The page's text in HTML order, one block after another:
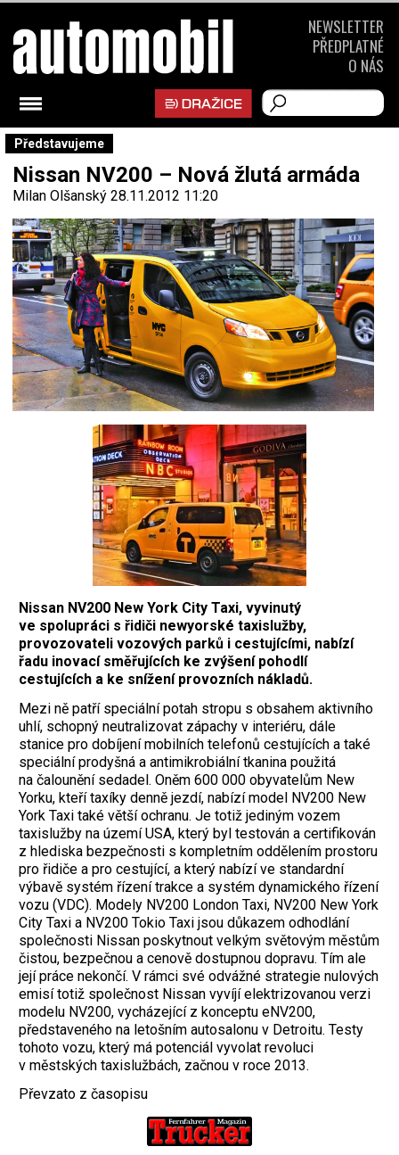
Představujeme
Nissan NV200 – Nová žlutá armáda
Milan Olšanský 28.11.2012 11:20
Nissan NV200 New York City Taxi, vyvinutý
ve spolupráci s řidiči newyorské taxislužby,
provozovateli vozových parků i cestujícími, nabízí
řadu inovací směřujících ke zvýšení pohodlí
cestujících a ke snížení provozních nákladů.
Mezi ně patří speciální potah stropu s obsahem aktivního
uhlí, schopný neutralizovat zápachy v interiéru, dále
stanice pro dobíjení mobilních telefonů cestujících a také
speciální prodyšná a antimikrobiální tkanina použitá
na čalounění sedadel. Oněm 600 000 obyvatelům New
Yorku, kteří taxíky denně jezdí, nabízí model NV200 New
York Taxi také větší ochranu. Je totiž jediným vozem
taxislužby na území USA, který byl testován a certifikován
z hlediska bezpečnosti s kompletním oddělením prostoru
pro řidiče a pro cestující, a který nabízí ve standardní
výbavě systém řízení trakce a systém dynamického řízení
vozu (VDC). Modely NV200 London Taxi, NV200 New York
City Taxi a NV200 Tokio Taxi jsou důkazem odhodlání
společnosti Nissan poskytnout velkým světovým městům
čistou, bezpečnou a cenově dostupnou dopravu. Tím ale
její práce nekončí. V rámci své odvážné strategie nulových
emisí totiž společnost Nissan vyvíjí elektrizovanou verzi
modelu NV200, vycházející z konceptu eNV200,
představeného na letošním autosalonu v Detroitu. Testy
tohoto vozu, který má potenciál vyvolat revoluci
v městských taxislužbách, začnou v roce 2013.
Převzato z časopisu
NEWSLETTER
PŘEDPLATNÉ
O NÁS